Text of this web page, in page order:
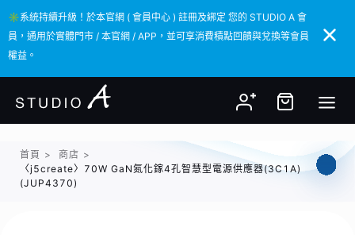
✳️系統持續升級！於本官網 ( 會員中心 ) 註冊及綁定 您的 STUDIO A 會
員，通用於實體門市 / 本官網 / APP，並可享消費積點回饋與兌換等會員
權益。
✳️系統持續升級！於本官網 ( 會員中心 ) 註冊及綁定 您的 STUDIO A 會
員，通用於實體門市 / 本官網 / APP，並可享消費積點回饋與兌換等會員
權益。
首頁 > 商店 >
〈j5create〉70W GaN氮化鎵4孔智慧型電源供應器(3C1A)
(JUP4370)